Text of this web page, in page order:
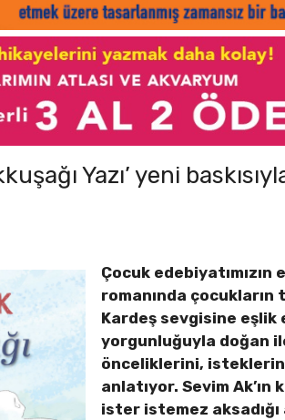
Yazı’ yeni
Çocuk
romanında çocukların
Kardeş sevgisine eşlik
yorgunluğuyla doğan
önceliklerini,
anlatıyor. Sevim
ister istemez aksadığı